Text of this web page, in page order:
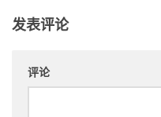
发表评论
评论